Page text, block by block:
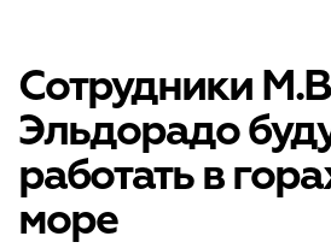
Сотрудники
Эльдорадо
работать в
море